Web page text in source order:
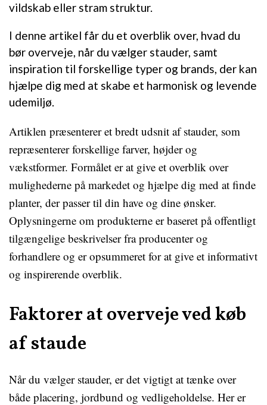
vildskab eller stram struktur.
I denne artikel får du et overblik over, hvad du
bør overveje, når du vælger stauder, samt
inspiration til forskellige typer og brands, der kan
hjælpe dig med at skabe et harmonisk og levende
udemiljø.
Artiklen præsenterer et bredt udsnit af stauder, som
repræsenterer forskellige farver, højder og
vækstformer. Formålet er at give et overblik over
mulighederne på markedet og hjælpe dig med at finde
planter, der passer til din have og dine ønsker.
Oplysningerne om produkterne er baseret på offentligt
tilgængelige beskrivelser fra producenter og
forhandlere og er opsummeret for at give et informativt
og inspirerende overblik.
Faktorer at overveje ved køb
af staude
Når du vælger stauder, er det vigtigt at tænke over
både placering, jordbund og vedligeholdelse. Her er